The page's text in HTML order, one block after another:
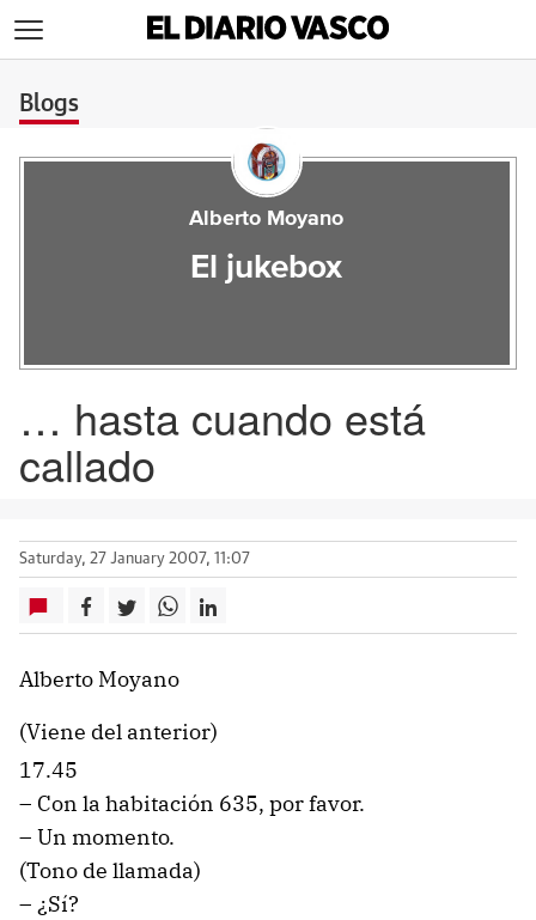
Blogs
Alberto Moyano
El jukebox
… hasta cuando está
callado
Saturday, 27 January 2007, 11:07
Alberto Moyano
(Viene del anterior)
17.45
– Con la habitación 635, por favor.
– Un momento.
(Tono de llamada)
– ¿Sí?